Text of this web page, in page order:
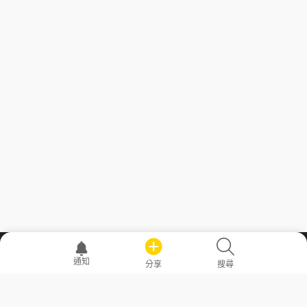
職場透明化運動
通知 分享 搜尋